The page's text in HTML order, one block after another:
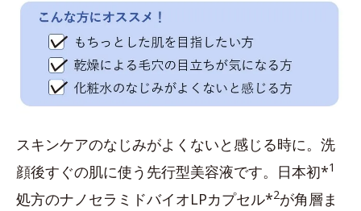
スキンケアのなじみがよくないと感じる時に。洗
顔後すぐの肌に使う先行型美容液です。日本初*1
処方のナノセラミドバイオLPカプセル*2が角層ま